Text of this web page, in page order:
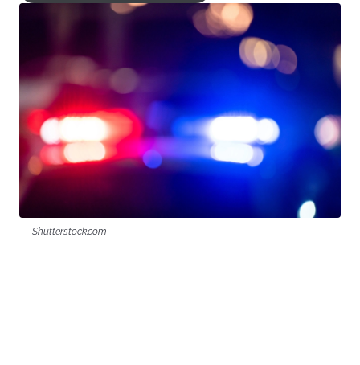
Shutterstock.com